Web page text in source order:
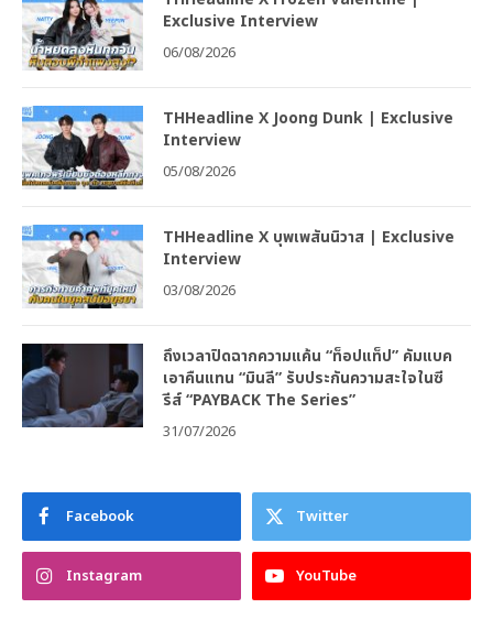
Exclusive Interview
06/08/2026
THHeadline X Joong Dunk | Exclusive
Interview
05/08/2026
THHeadline X บุพเพสันนิวาส | Exclusive
Interview
03/08/2026
ถึงเวลาปิดฉากความแค้น “ท็อปแท็ป” คัมแบค
เอาคืนแทน “มินลี” รับประกันความสะใจในซี
รีส์ “PAYBACK The Series”
31/07/2026
Facebook Twitter
Instagram YouTube